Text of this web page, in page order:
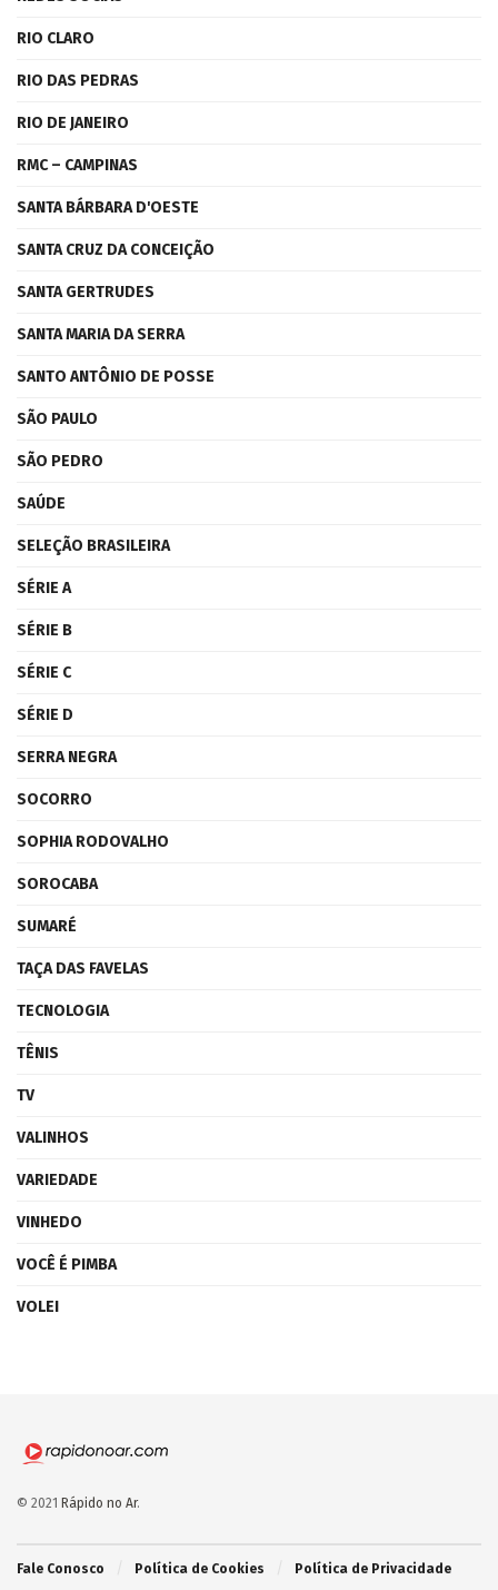
RIO CLARO
RIO DAS PEDRAS
RIO DE JANEIRO
RMC – CAMPINAS
SANTA BÁRBARA D'OESTE
SANTA CRUZ DA CONCEIÇÃO
SANTA GERTRUDES
SANTA MARIA DA SERRA
SANTO ANTÔNIO DE POSSE
SÃO PAULO
SÃO PEDRO
SAÚDE
SELEÇÃO BRASILEIRA
SÉRIE A
SÉRIE B
SÉRIE C
SÉRIE D
SERRA NEGRA
SOCORRO
SOPHIA RODOVALHO
SOROCABA
SUMARÉ
TAÇA DAS FAVELAS
TECNOLOGIA
TÊNIS
TV
VALINHOS
VARIEDADE
VINHEDO
VOCÊ É PIMBA
VOLEI
© 2021 Rápido no Ar.
Fale Conosco Política de Cookies Política de Privacidade